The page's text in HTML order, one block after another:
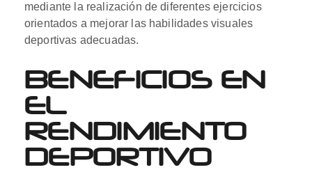
mediante la realización de diferentes ejercicios
orientados a mejorar las habilidades visuales
deportivas adecuadas.
BENEFICIOS EN
EL
RENDIMIENTO
DEPORTIVO